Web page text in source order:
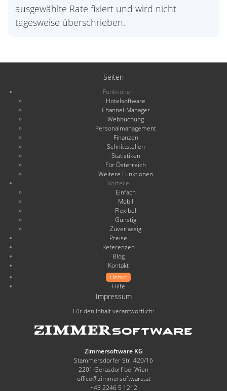
ausgewählte Rate fixiert und wird nicht
tagesweise überschrieben.
Seiten
Funktionen
Hotelsoftware
Channel-Manager
Webbuchung
Personalmanagement
Finanzen
Schnittstellen
Statistiken
Für Österreich
Weitere Funktionen
Vorteile
Einfach
Mobil
Flexibel
Günstig
Zuverlässig
Preise
Referenzen
Blog
Kontakt
Demo
Hilfe
Impressum
Für den Inhalt verantwortlich:
Zimmersoftware KG
Stammersdorfer Str. 420/16
2201 Gerasdorf bei Wien
office@zimmersoftware.at
+43 2246 5 1212